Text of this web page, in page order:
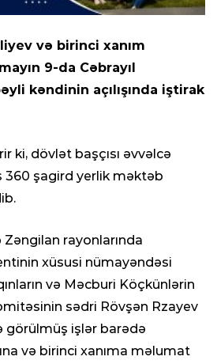
və birinci xanım
9-da Cəbrayıl
kəndinin açılışında iştirak
ki, dövlət başçısı əvvəlcə
360 şagird yerlik məktəb
Zəngilan rayonlarında
xüsusi nümayəndəsi
və Məcburi Köçkünlərin
sədri Rövşən Rzayev
görülmüş işlər barədə
və birinci xanıma məlumat